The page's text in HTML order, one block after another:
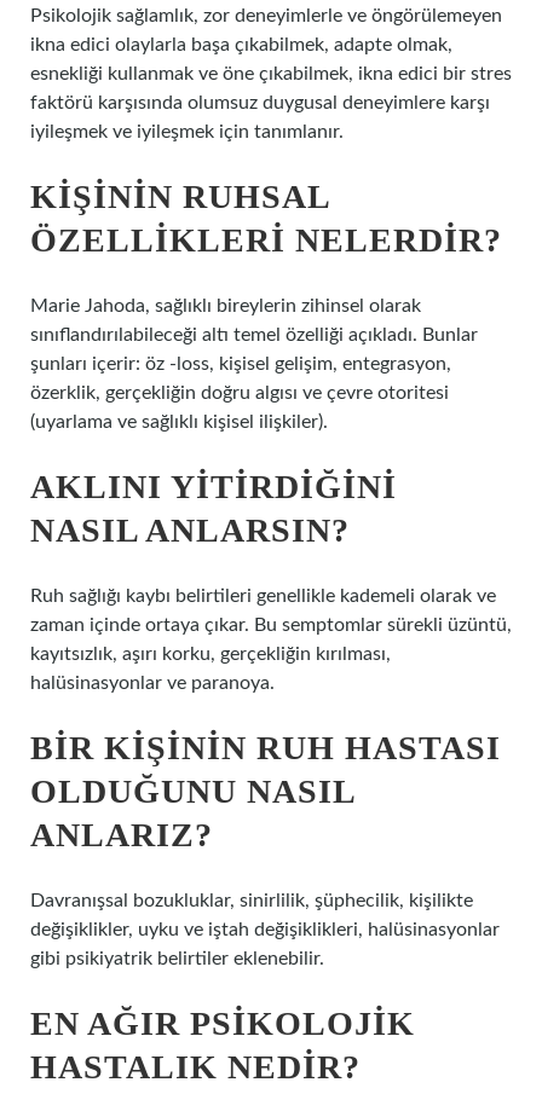
Psikolojik sağlamlık, zor deneyimlerle ve öngörülemeyen
ikna edici olaylarla başa çıkabilmek, adapte olmak,
esnekliği kullanmak ve öne çıkabilmek, ikna edici bir stres
faktörü karşısında olumsuz duygusal deneyimlere karşı
iyileşmek ve iyileşmek için tanımlanır.
KIŞININ RUHSAL
ÖZELLIKLERI NELERDIR?
Marie Jahoda, sağlıklı bireylerin zihinsel olarak
sınıflandırılabileceği altı temel özelliği açıkladı. Bunlar
şunları içerir: öz -loss, kişisel gelişim, entegrasyon,
özerklik, gerçekliğin doğru algısı ve çevre otoritesi
(uyarlama ve sağlıklı kişisel ilişkiler).
AKLINI YITIRDIĞINI
NASIL ANLARSIN?
Ruh sağlığı kaybı belirtileri genellikle kademeli olarak ve
zaman içinde ortaya çıkar. Bu semptomlar sürekli üzüntü,
kayıtsızlık, aşırı korku, gerçekliğin kırılması,
halüsinasyonlar ve paranoya.
BIR KIŞININ RUH HASTASI
OLDUĞUNU NASIL
ANLARIZ?
Davranışsal bozukluklar, sinirlilik, şüphecilik, kişilikte
değişiklikler, uyku ve iştah değişiklikleri, halüsinasyonlar
gibi psikiyatrik belirtiler eklenebilir.
EN AĞIR PSIKOLOJIK
HASTALIK NEDIR?